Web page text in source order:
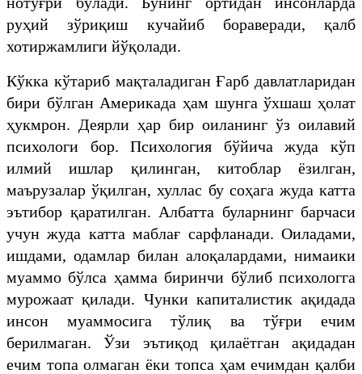
руҳий зўриқиш кучайиб бораверади, қалб
хотиржамлиги йўқолади.
Кўкка кўтариб мақталадиган Ғарб давлатларидан
бири бўлган Америкада ҳам шунга ўхшаш ҳолат
ҳукмрон. Деярли ҳар бир оиланинг ўз оилавий
психологи бор. Психология бўйича жуда кўп
илмий ишлар қилинган, китоблар ёзилган,
маърузалар ўқилган, хуллас бу соҳага жуда катта
эътибор қаратилган. Албатта буларнинг барчаси
учун жуда катта маблағ сарфланади. Оиладами,
ишдами, одамлар билан алоқалардами, нимаики
муаммо бўлса ҳамма биринчи бўлиб психологга
мурожаат қилади. Чунки капиталистик ақидада
инсон муаммосига тўлиқ ва тўғри ечим
берилмаган. Ўзи эътиқод қилаётган ақидадан
ечим топа олмаган ёки топса ҳам ечимдан қалби